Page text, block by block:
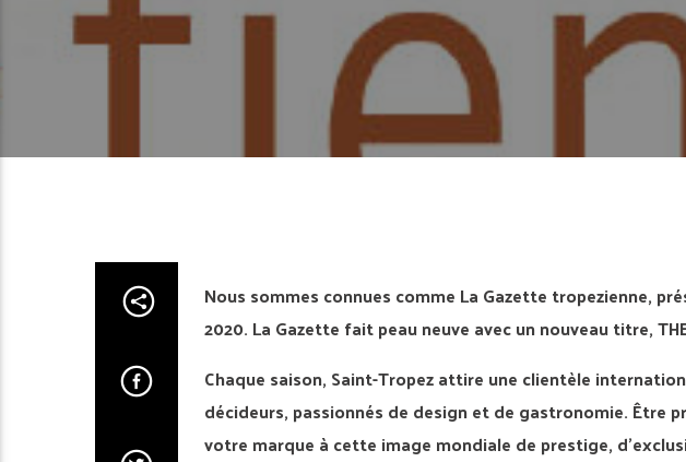
Nous sommes connues comme La Gazette tropezienne,
2020. La Gazette fait peau neuve avec un nouveau titre,
Chaque saison, Saint-Tropez attire une clientèle
décideurs, passionnés de design et de gastronomie. Être
votre marque à cette image mondiale de prestige,